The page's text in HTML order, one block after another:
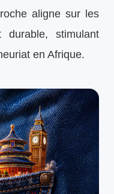
aligne sur les
durable, stimulant
en Afrique.